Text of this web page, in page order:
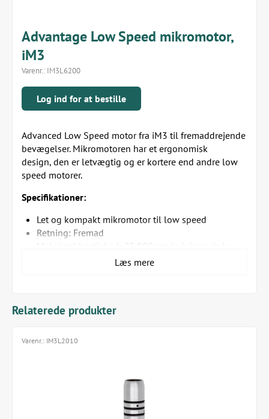
Advantage Low Speed mikromotor,
iM3
Varenr.: IM3L6200
Log ind for at bestille
Advanced Low Speed motor fra iM3 til fremaddrejende
bevægelser. Mikromotoren har et ergonomisk
design, den er letvægtig og er kortere end andre low
speed motorer.
Specifikationer:
Let og kompakt mikromotor til low speed
Retning: Fremad
Maksimal hastighed: 25.000 omdrejninger/min.
Passer til enhver tandunit med 4-hullers
Læs mere
Relaterede produkter
Varenr.: IM3L2010